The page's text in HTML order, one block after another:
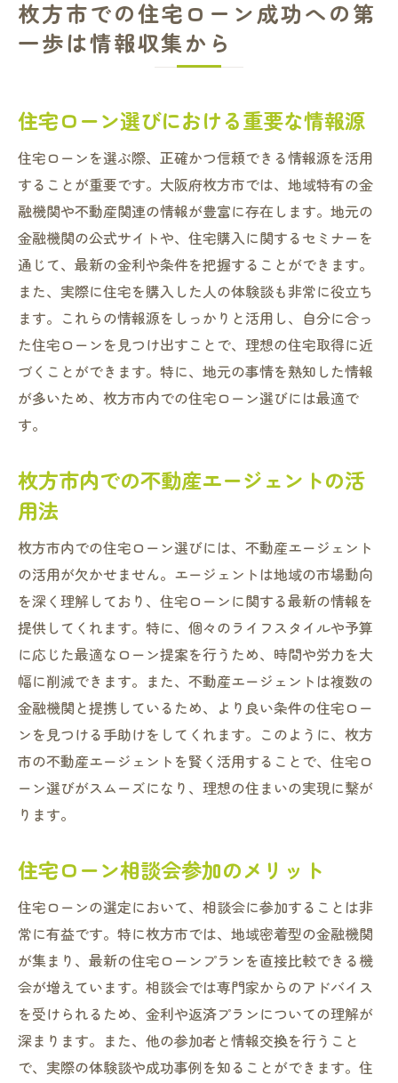
枚方市での住宅ローン成功への第
一歩は情報収集から
住宅ローン選びにおける重要な情報源
住宅ローンを選ぶ際、正確かつ信頼できる情報源を活用
することが重要です。大阪府枚方市では、地域特有の金
融機関や不動産関連の情報が豊富に存在します。地元の
金融機関の公式サイトや、住宅購入に関するセミナーを
通じて、最新の金利や条件を把握することができます。
また、実際に住宅を購入した人の体験談も非常に役立ち
ます。これらの情報源をしっかりと活用し、自分に合っ
た住宅ローンを見つけ出すことで、理想の住宅取得に近
づくことができます。特に、地元の事情を熟知した情報
が多いため、枚方市内での住宅ローン選びには最適で
す。
枚方市内での不動産エージェントの活
用法
枚方市内での住宅ローン選びには、不動産エージェント
の活用が欠かせません。エージェントは地域の市場動向
を深く理解しており、住宅ローンに関する最新の情報を
提供してくれます。特に、個々のライフスタイルや予算
に応じた最適なローン提案を行うため、時間や労力を大
幅に削減できます。また、不動産エージェントは複数の
金融機関と提携しているため、より良い条件の住宅ロー
ンを見つける手助けをしてくれます。このように、枚方
市の不動産エージェントを賢く活用することで、住宅ロ
ーン選びがスムーズになり、理想の住まいの実現に繋が
ります。
住宅ローン相談会参加のメリット
住宅ローンの選定において、相談会に参加することは非
常に有益です。特に枚方市では、地域密着型の金融機関
が集まり、最新の住宅ローンプランを直接比較できる機
会が増えています。相談会では専門家からのアドバイス
を受けられるため、金利や返済プランについての理解が
深まります。また、他の参加者と情報交換を行うこと
で、実際の体験談や成功事例を知ることができます。住